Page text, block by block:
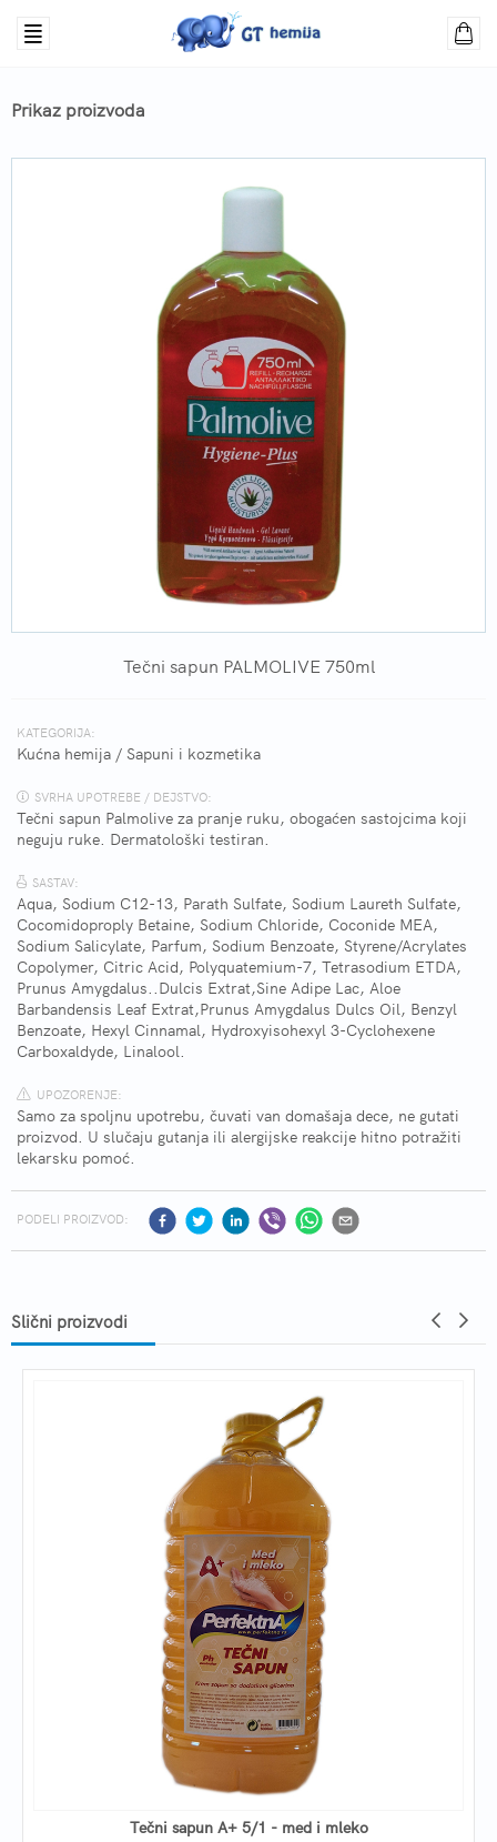
Prikaz proizvoda
Tečni sapun PALMOLIVE 750ml
KATEGORIJA:
Kućna hemija / Sapuni i kozmetika
SVRHA UPOTREBE / DEJSTVO:
Tečni sapun Palmolive za pranje ruku, obogaćen sastojcima koji
neguju ruke. Dermatološki testiran.
SASTAV:
Aqua, Sodium C12-13, Parath Sulfate, Sodium Laureth Sulfate,
Cocomidoproply Betaine, Sodium Chloride, Coconide MEA,
Sodium Salicylate, Parfum, Sodium Benzoate, Styrene/Acrylates
Copolymer, Citric Acid, Polyquatemium-7, Tetrasodium ETDA,
Prunus Amygdalus..Dulcis Extrat,Sine Adipe Lac, Aloe
Barbandensis Leaf Extrat,Prunus Amygdalus Dulcs Oil, Benzyl
Benzoate, Hexyl Cinnamal, Hydroxyisohexyl 3-Cyclohexene
Carboxaldyde, Linalool.
UPOZORENJE:
Samo za spoljnu upotrebu, čuvati van domašaja dece, ne gutati
proizvod. U slučaju gutanja ili alergijske reakcije hitno potražiti
lekarsku pomoć.
PODELI PROIZVOD:
Slični proizvodi
Tečni sapun A+ 5/1 - med i mleko